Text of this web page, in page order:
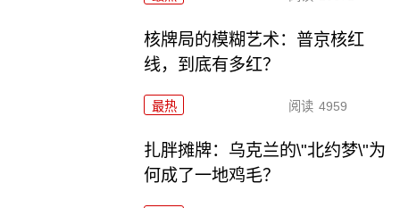
核牌局的模糊艺术：普京核红
线，到底有多红？
最热 阅读 4959
扎胖摊牌：乌克兰的\"北约梦\"为
何成了一地鸡毛？